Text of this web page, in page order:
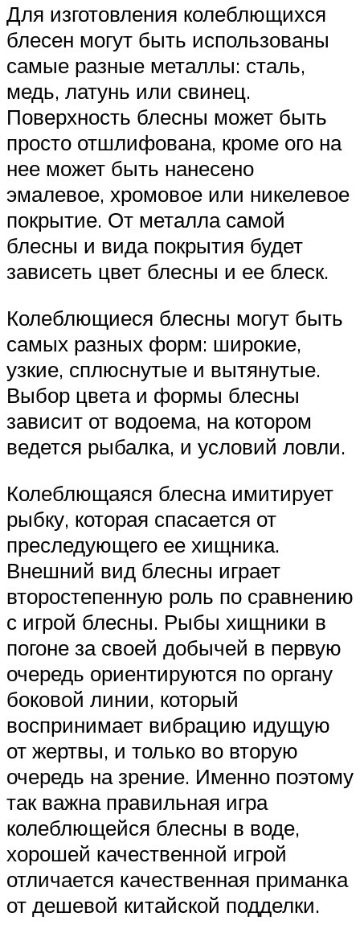
Для изготовления колеблющихся
блесен могут быть использованы
самые разные металлы: сталь,
медь, латунь или свинец.
Поверхность блесны может быть
просто отшлифована, кроме ого на
нее может быть нанесено
эмалевое, хромовое или никелевое
покрытие. От металла самой
блесны и вида покрытия будет
зависеть цвет блесны и ее блеск.
Колеблющиеся блесны могут быть
самых разных форм: широкие,
узкие, сплюснутые и вытянутые.
Выбор цвета и формы блесны
зависит от водоема, на котором
ведется рыбалка, и условий ловли.
Колеблющаяся блесна имитирует
рыбку, которая спасается от
преследующего ее хищника.
Внешний вид блесны играет
второстепенную роль по сравнению
с игрой блесны. Рыбы хищники в
погоне за своей добычей в первую
очередь ориентируются по органу
боковой линии, который
воспринимает вибрацию идущую
от жертвы, и только во вторую
очередь на зрение. Именно поэтому
так важна правильная игра
колеблющейся блесны в воде,
хорошей качественной игрой
отличается качественная приманка
от дешевой китайской подделки.